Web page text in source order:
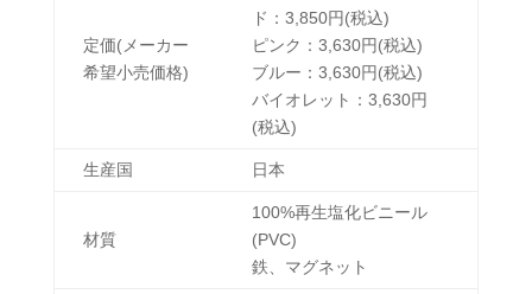
定価(メーカー
希望小売価格)
ド：3,850円(税込)
ピンク：3,630円(税込)
ブルー：3,630円(税込)
バイオレット：3,630円
(税込)
生産国 日本
材質
100%再生塩化ビニール
(PVC)
鉄、マグネット